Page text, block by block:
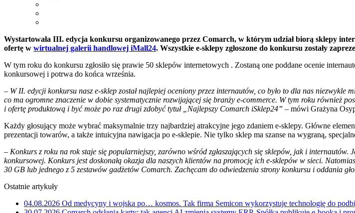
Wystartowała III. edycja konkursu organizowanego przez Comarch, w którym udział biorą sklepy
ofertę w wirtualnej galerii handlowej iMall24. Wszystkie e-sklepy zgłoszone do konkursu zostały
W tym roku do konkursu zgłosiło się prawie 50 sklepów internetowych . Zostaną one poddane ocenie
konkursowej i potrwa do końca września.
– W II. edycji konkursu nasz e-sklep został najlepiej oceniony przez internautów, co było to dla nas niezwykle
co ma ogromne znaczenie w dobie systematycznie rozwijającej się branży e-commerce. W tym roku również
i ofertę produktową i być może po raz drugi zdobyć tytuł „Najlepszy Comarch iSklep24” – mówi Grażyna
Każdy głosujący może wybrać maksymalnie trzy najbardziej atrakcyjne jego zdaniem e-sklepy. Główne
prezentacji towarów, a także intuicyjna nawigacja po e-sklepie. Nie tylko sklep ma szanse na wygraną,
– Konkurs z roku na rok staje się popularniejszy, zarówno wśród zgłaszających się sklepów, jak i
konkursowej. Konkurs jest doskonałą okazja dla naszych klientów na promocję ich e-sklepów w sieci.
30 GB lub jednego z 5 zestawów gadżetów Comarch. Zachęcam do odwiedzenia strony konkursu i oddania
Ostatnie artykuły
04.08.2026 Od medycyny i wojska po… kosmos. Tak firma Semicon wykorzystuje technologię do